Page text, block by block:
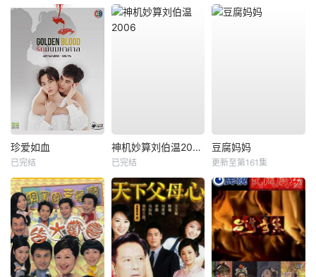
珍爱如血
已完结
神机妙算刘伯温2006
已完结
豆腐妈妈
更新至第161集